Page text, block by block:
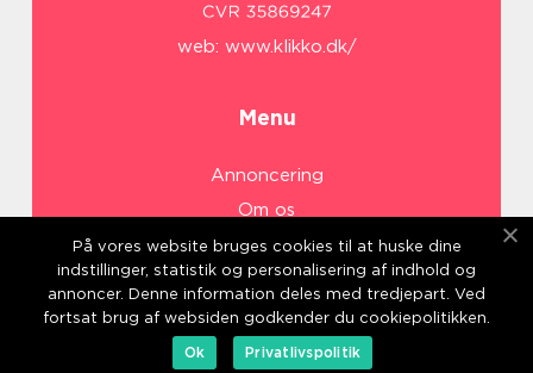
web: www.klikko.dk/
Menu
Annoncering
Om os
Cookies
Kontakt os
Sitemap
På vores website bruges cookies til at huske dine
indstillinger, statistik og personalisering af indhold og
annoncer. Denne information deles med tredjepart. Ved
fortsat brug af websiden godkender du cookiepolitikken.
Ok
Privatlivspolitik